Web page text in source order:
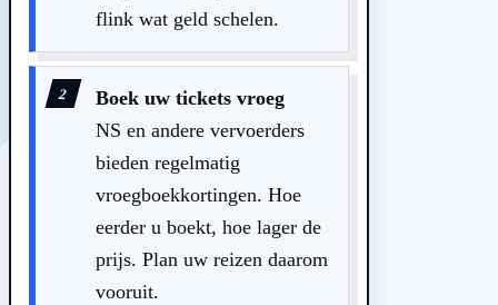
flink wat geld schelen.
Boek uw tickets vroeg
NS en andere vervoerders
bieden regelmatig
vroegboekkortingen. Hoe
eerder u boekt, hoe lager de
prijs. Plan uw reizen daarom
vooruit.